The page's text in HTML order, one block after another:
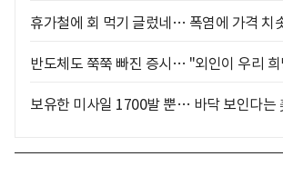
휴가철에 회 먹기 글렀네… 폭염에 가격 치
반도체도 쭉쭉 빠진 증시… "외인이 우리
보유한 미사일 1700발 뿐… 바닥 보인다는